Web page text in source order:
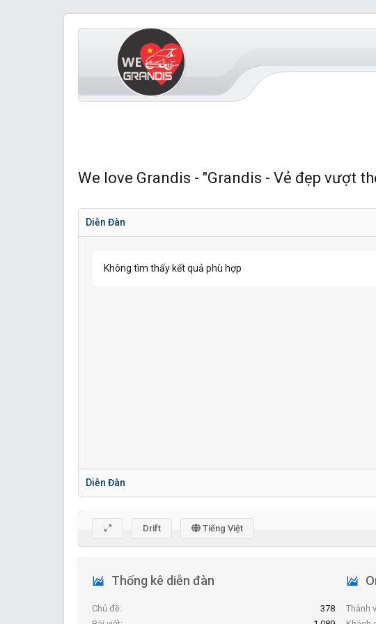
We love Grandis - "Grandis - Vẻ đẹp vượt
Diễn Đàn
Không tìm thấy kết quả phù hợp
Diễn Đàn
Thống kê diễn đàn
Chủ đề
378
Thành
Drift Tiếng Việt